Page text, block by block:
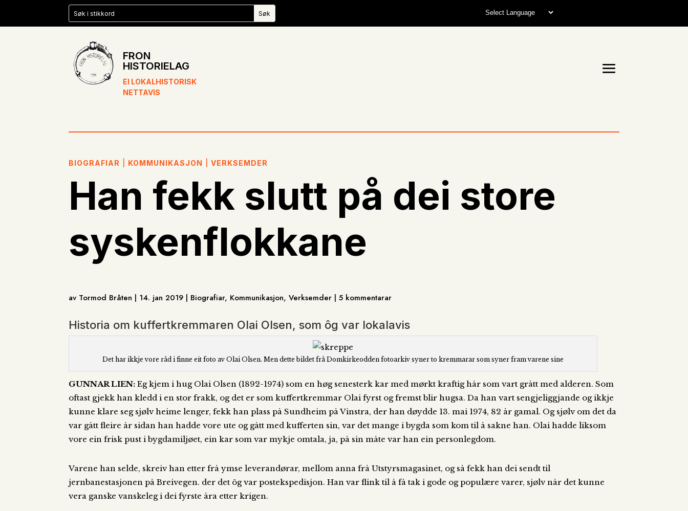
FRON
HISTORIELAG
EI LOKALHISTORISK
NETTAVIS
BIOGRAFIAR KOMMUNIKASJON |VERKSEMDER
Han fekk slutt på dei store
syskenflokkane
av Tormod Bråten | 14. jan 2019 | Biografiar, Kommunikasjon, Verksemder | 5 kommentarar
Historia om kuffertkremmaren Olai Olsen, som ôg var lokalavis
Det har ikkje vore råd i finne eit foto av Olai Olsen. Men dette bildet frå Domkirkeodden fotoarkiv syner to kremmarar som syner fram varene sine
GUNNAR LIEN: Eg kjem i hug Olai Olsen (1892-1974) som en høg senesterk kar med mørkt kraftig hår som vart grått med alderen. Som
oftast gjekk han kledd i en stor frakk, og det er som kuffertkremmar Olai fyrst og fremst blir hugsa. Da han vart sengjeliggjande og ikkje
kunne klare seg sjølv heime lenger, fekk han plass på Sundheim på Vinstra, der han døydde 13. mai 1974, 82 år gamal. Og sjølv om det da
var gått fleire år sidan han hadde vore ute og gått med kufferten sin, var det mange i bygda som kom til å sakne han. Olai hadde liksom
vore ein frisk pust i bygdamiljøet, ein kar som var mykje omtala, ja, på sin måte var han ein personlegdom.
Varene han selde, skreiv han etter frå ymse leverandørar, mellom anna frå Utstyrsmagasinet, og så fekk han dei sendt til
jernbanestasjonen på Breivegen. der det ôg var postekspedisjon. Han var flink til å få tak i gode og populære varer, sjølv når det kunne
vera ganske vanskeleg i dei fyrste åra etter krigen.